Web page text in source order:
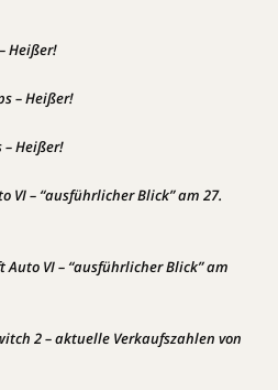
Heißer!
– Heißer!
– Heißer!
VI – “ausführlicher Blick” am 27.
Auto VI – “ausführlicher Blick” am
2 – aktuelle Verkaufszahlen von